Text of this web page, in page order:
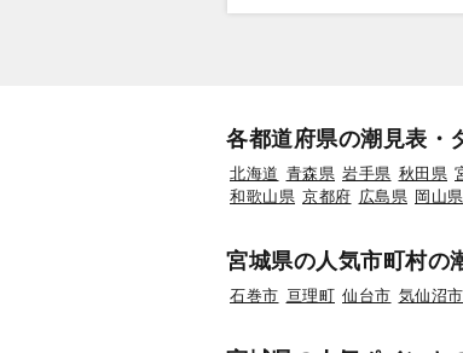
各都道府県の潮見表・
北海道 青森県 岩手県 秋田県
和歌山県 京都府 広島県 岡山県
宮城県の人気市町村の
石巻市 亘理町 仙台市 気仙沼市